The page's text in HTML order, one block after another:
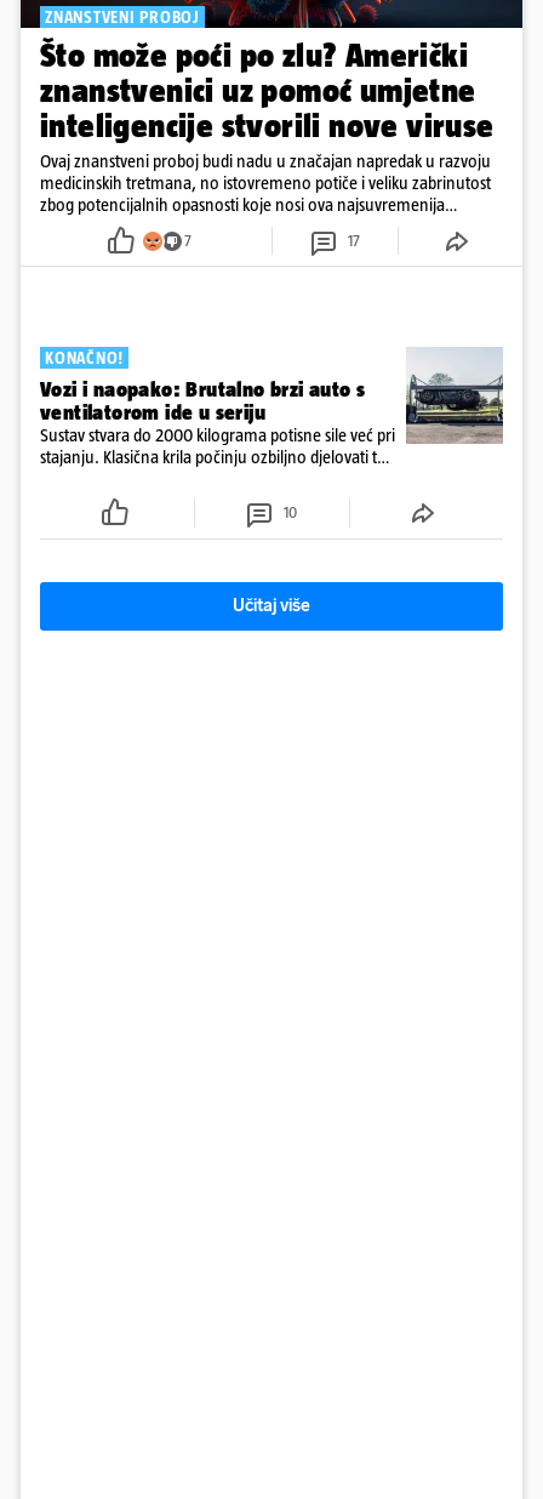
ZNANSTVENI PROBOJ
Što može poći po zlu? Američki
znanstvenici uz pomoć umjetne
inteligencije stvorili nove viruse
Ovaj znanstveni proboj budi nadu u značajan napredak u razvoju
medicinskih tretmana, no istovremeno potiče i veliku zabrinutost
zbog potencijalnih opasnosti koje nosi ova najsuvremenija
tehnologija.
7 17
KONAČNO!
Vozi i naopako: Brutalno brzi auto s
ventilatorom ide u seriju
Sustav stvara do 2000 kilograma potisne sile već pri
stajanju. Klasična krila počinju ozbiljno djelovati tek
golemim prianjanjem već pri ulasku u najsporiji
10
Učitaj više